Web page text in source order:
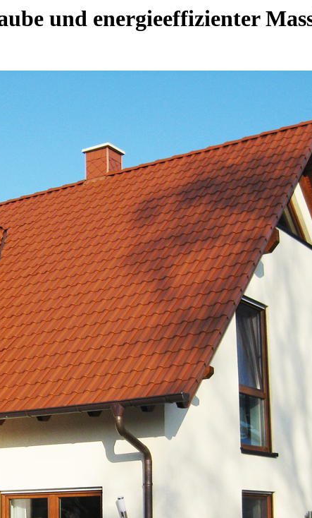
und energieeffizienter